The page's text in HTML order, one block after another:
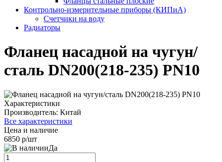
Контрольно-измерительные приборы (КИПиА)
Счетчики на воду
Радиаторы
Фланец насадной на чугун/
сталь DN200(218-235) PN10
Характеристики
Производитель: Китай
Все характеристики
Цена и наличие
6850 р/шт
Да